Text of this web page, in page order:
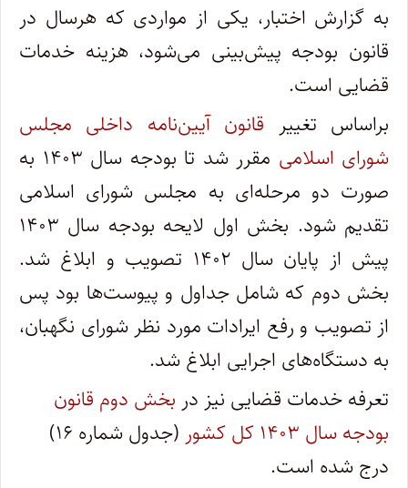
به گزارش اختبار، یکی از مواردی که هرسال در
قانون بودجه پیش‌بینی می‌شود، هزینه خدمات
قضایی است.
براساس تغییر قانون آیین‌نامه داخلی مجلس
شورای اسلامی
مقرر شد تا بودجه سال ۱۴۰۳ به
صورت دو مرحله‌ای به مجلس شورای اسلامی
تقدیم شود. بخش اول لایحه بودجه سال ۱۴۰۳
پیش از پایان سال ۱۴۰۲ تصویب و ابلاغ شد.
بخش دوم که شامل جداول و پیوست‌ها بود پس
از تصویب و رفع ایرادات مورد نظر شورای نگهبان،
به دستگاه‌های اجرایی ابلاغ شد.
تعرفه خدمات قضایی نیز در بخش دوم قانون
بودجه سال ۱۴۰۳ کل کشور
(جدول شماره ۱۶)
درج شده است.